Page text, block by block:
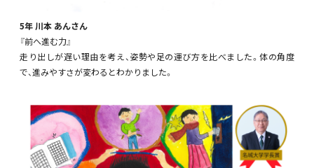
5年 川本 あんさん
『前へ進む力』
走り出しが遅い理由を考え、姿勢や足の運び方を比べました。体の角度
で、進みやすさが変わるとわかりました。